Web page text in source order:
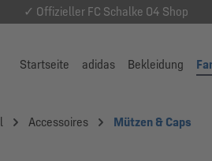
✓ Offizieller FC Schalke 04 Shop
Startseite adidas Bekleidung
Accessoires Mützen & Caps
überspringen